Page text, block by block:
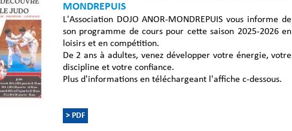
MONDREPUIS
L'Association DOJO ANOR-MONDREPUIS vous informe de
son programme de cours pour cette saison 2025-2026 en
loisirs et en compétition.
De 2 ans à adultes, venez développer votre énergie, votre
discipline et votre confiance.
Plus d'informations en téléchargeant l'affiche c-dessous.
> PDF